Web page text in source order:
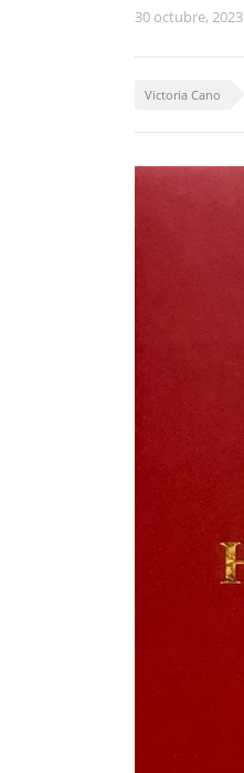
30 octubre, 2023
Victoria Cano